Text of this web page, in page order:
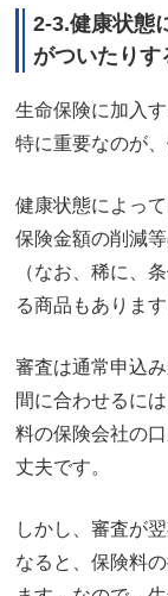
2-3.健康状態
がついたりす
生命保険に加入
特に重要なのが
健康状態によっ
保険金額の削減
（なお、稀に、
る商品もあります
審査は通常申込
間に合わせるに
料の保険会社の
丈夫です。
しかし、審査が
なると、保険料